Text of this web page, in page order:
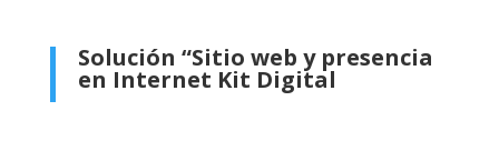
Solución “Sitio web y presencia
en Internet Kit Digital